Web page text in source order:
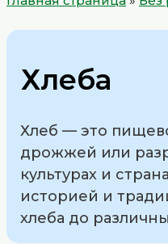
Хлеба
Хлеб — это
дрожжей или
культурах и
историей и
хлеба до